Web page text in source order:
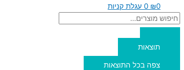
₪0
0 עגלת קניות
תוצאות
צפה בכל התוצאות